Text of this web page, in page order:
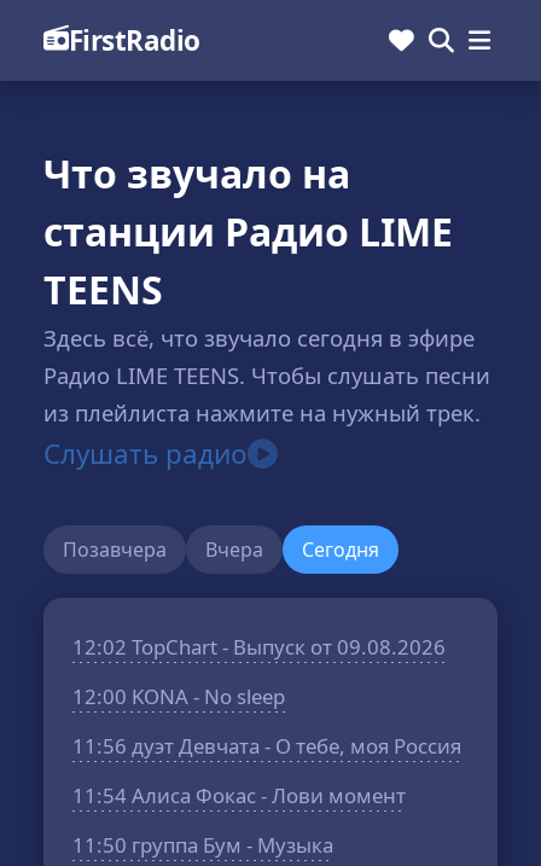
FirstRadio
Что звучало на
станции Радио LIME
TEENS
Здесь всё, что звучало сегодня в эфире
Радио LIME TEENS. Чтобы слушать песни
из плейлиста нажмите на нужный трек.
Слушать радио
Позавчера Вчера Сегодня
12:02 TopChart - Выпуск от 09.08.2026
12:00 KONA - No sleep
11:56 дуэт Девчата - О тебе, моя Россия
11:54Алиса Фокас - Лови момент
11:50 группа Бум - Музыка